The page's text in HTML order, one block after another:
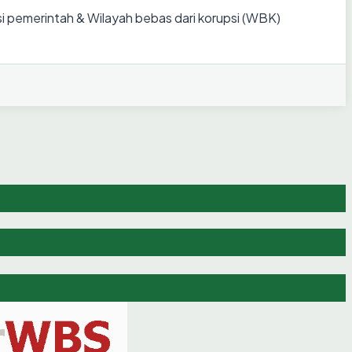
& Wilayah bebas dari korupsi (WBK)